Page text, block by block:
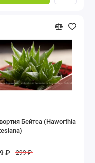
Бейтса (Haworthia
₽ 299 ₽